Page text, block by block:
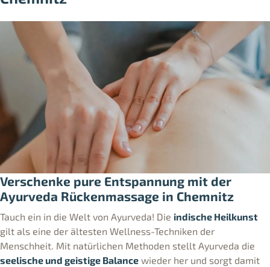
Verschenke pure Entspannung mit der
Ayurveda Rückenmassage in Chemnitz
Tauch ein in die Welt von Ayurveda! Die indische Heilkunst
gilt als eine der ältesten Wellness-Techniken der
Menschheit. Mit natürlichen Methoden stellt Ayurveda die
seelische und geistige Balance wieder her und sorgt damit